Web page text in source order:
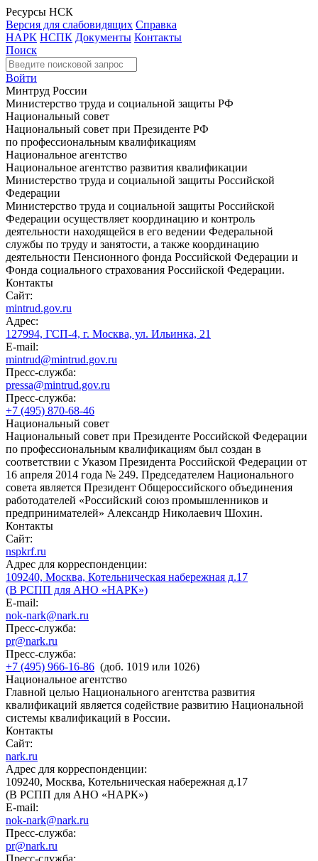
Ресурсы НСК
Версия для слабовидящих Справка
НАРК НСПК Документы Контакты
Поиск
Войти
Минтруд России
Министерство труда и социальной защиты РФ
Национальный совет
Национальный совет при Президенте РФ
по профессиональным квалификациям
Национальное агентство
Национальное агентство развития квалификации
Министерство труда и социальной защиты Российской
Федерации
Министерство труда и социальной защиты Российской
Федерации осуществляет координацию и контроль
деятельности находящейся в его ведении Федеральной
службы по труду и занятости, а также координацию
деятельности Пенсионного фонда Российской Федерации и
Фонда социального страхования Российской Федерации.
Контакты
Сайт:
mintrud.gov.ru
Адрес:
127994, ГСП-4, г. Москва, ул. Ильинка, 21
E-mail:
mintrud@mintrud.gov.ru
Пресс-служба:
pressa@mintrud.gov.ru
Пресс-служба:
+7 (495) 870-68-46
Национальный совет
Национальный совет при Президенте Российской Федерации
по профессиональным квалификациям был создан в
соответствии с Указом Президента Российской Федерации от
16 апреля 2014 года № 249. Председателем Национального
совета является Президент Общероссийского объединения
работодателей «Российский союз промышленников и
предпринимателей» Александр Николаевич Шохин.
Контакты
Сайт:
nspkrf.ru
Адрес для корреспонденции:
109240, Москва, Котельническая набережная д.17
(В РСПП для АНО «НАРК»)
E-mail:
nok-nark@nark.ru
Пресс-служба:
pr@nark.ru
Пресс-служба:
+7 (495) 966-16-86 (доб. 1019 или 1026)
Национальное агентство
Главной целью Национального агентства развития
квалификаций является содействие развитию Национальной
системы квалификаций в России.
Контакты
Сайт:
nark.ru
Адрес для корреспонденции:
109240, Москва, Котельническая набережная д.17
(В РСПП для АНО «НАРК»)
E-mail:
nok-nark@nark.ru
Пресс-служба:
pr@nark.ru
Пресс-служба: